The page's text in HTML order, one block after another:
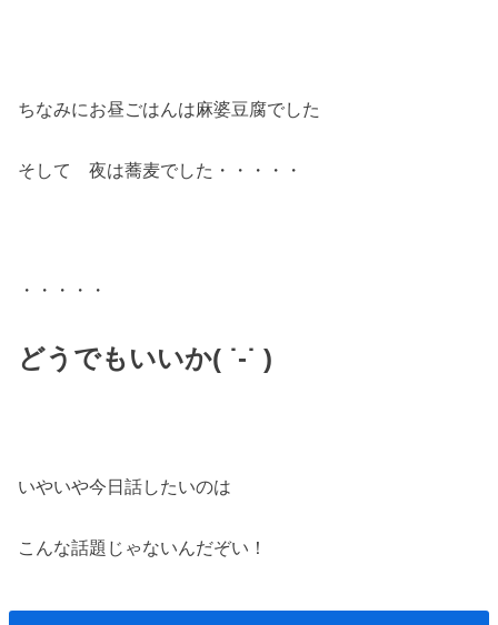
ちなみにお昼ごはんは麻婆豆腐でした
そして 夜は蕎麦でした・・・・・
・・・・・
どうでもいいか( ˙-˙ )
いやいや今日話したいのは
こんな話題じゃないんだぞい！